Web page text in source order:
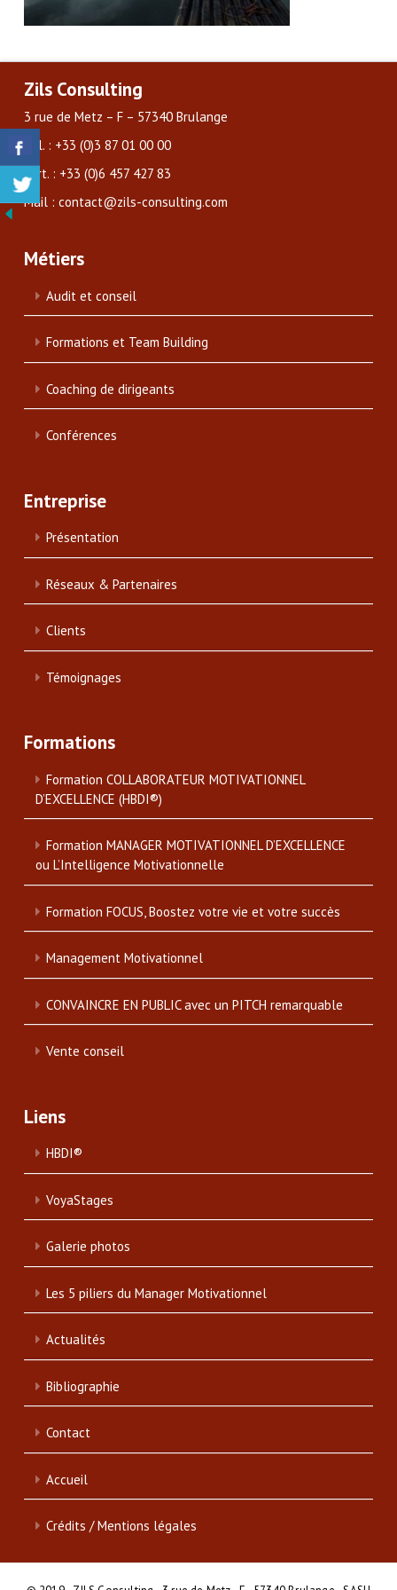
Zils Consulting
3 rue de Metz – F – 57340 Brulange
Tél. : +33 (0)3 87 01 00 00
Port. : +33 (0)6 457 427 83
Mail : contact@zils-consulting.com
Métiers
Audit et conseil
Formations et Team Building
Coaching de dirigeants
Conférences
Entreprise
Présentation
Réseaux & Partenaires
Clients
Témoignages
Formations
Formation COLLABORATEUR MOTIVATIONNEL
D’EXCELLENCE (HBDI®)
Formation MANAGER MOTIVATIONNEL D’EXCELLENCE
ou L’Intelligence Motivationnelle
Formation FOCUS, Boostez votre vie et votre succès
Management Motivationnel
CONVAINCRE EN PUBLIC avec un PITCH remarquable
Vente conseil
Liens
HBDI®
VoyaStages
Galerie photos
Les 5 piliers du Manager Motivationnel
Actualités
Bibliographie
Contact
Accueil
Crédits / Mentions légales